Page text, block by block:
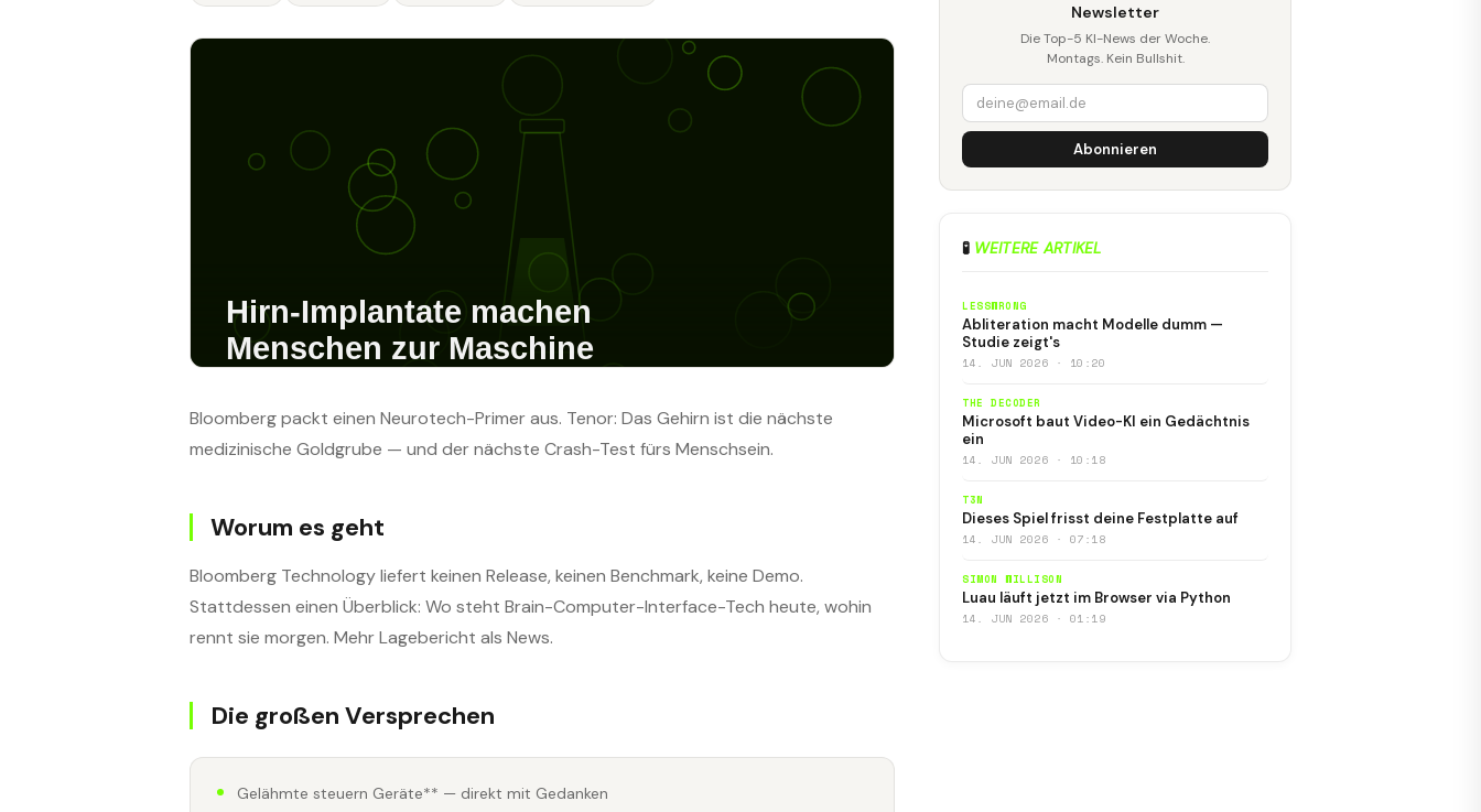
Bloomberg packt einen Neurotech-Primer aus. Tenor: Das Gehirn ist die nächste
medizinische Goldgrube — und der nächste Crash-Test fürs Menschsein.
Worum es geht
Bloomberg Technology liefert keinen Release, keinen Benchmark, keine Demo.
Stattdessen einen Überblick: Wo steht Brain-Computer-Interface-Tech heute, wohin
rennt sie morgen. Mehr Lagebericht als News.
Die großen Versprechen
Gelähmte steuern Geräte** — direkt mit Gedanken
Newsletter
Die Top-5 KI-News der Woche.
Montags. Kein Bullshit.
Abonnieren
🧪 WEITERE ARTIKEL
LESSWRONG
Abliteration macht Modelle dumm —
Studie zeigt's
14. JUN 2026 · 10:20
THE DECODER
Microsoft baut Video-KI ein Gedächtnis
ein
14. JUN 2026 · 10:18
T3N
Dieses Spiel frisst deine Festplatte auf
14. JUN 2026 · 07:18
SIMON WILLISON
Luau läuft jetzt im Browser via Python
14. JUN 2026 · 01:19